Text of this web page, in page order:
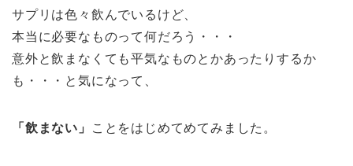
サプリは色々飲んでいるけど、
本当に必要なものって何だろう・・・
意外と飲まなくても平気なものとかあったりするか
も・・・と気になって、
「飲まない」 ことをはじめてめてみました。